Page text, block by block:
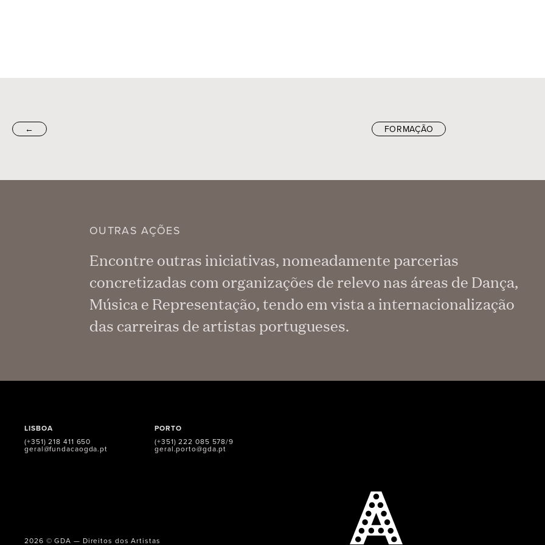
← FORMAÇÃO
OUTRAS AÇÕES
Encontre outras iniciativas, nomeadamente parcerias
concretizadas com organizações de relevo nas áreas de Dança,
Música e Representação, tendo em vista a internacionalização
das carreiras de artistas portugueses.
LISBOA
(+351) 218 411 650
geral@fundacaogda.pt
PORTO
(+351) 222 085 578/9
geral.porto@gda.pt
2026 © GDA — Direitos dos Artistas